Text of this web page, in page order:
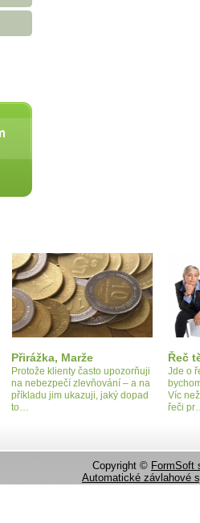
Přirážka, Marže
Protože klienty často upozorňuji
na nebezpečí zlevňování – a na
příkladu jim ukazuji, jaký dopad
to…
Řeč
Jde o
Víc
řeči
Copyright © FormSoft
Automatické závlahové